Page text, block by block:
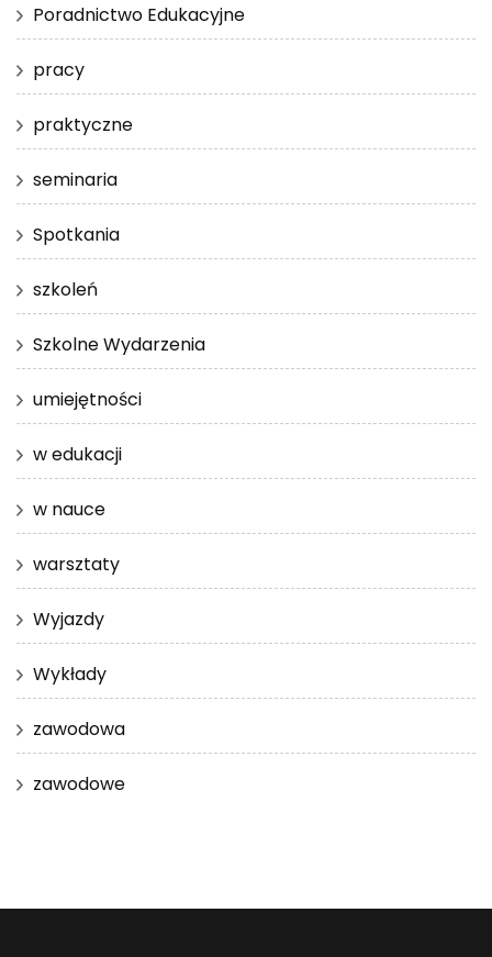
Poradnictwo Edukacyjne
pracy
praktyczne
seminaria
Spotkania
szkoleń
Szkolne Wydarzenia
umiejętności
w edukacji
w nauce
warsztaty
Wyjazdy
Wykłady
zawodowa
zawodowe